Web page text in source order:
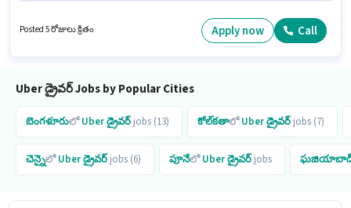
₹35000 వరకు సంపాదించవచ్చు. ఈ ఉద్యోగం Full Time ప్రాతిపదికపై, FLEXIBLE shift
Posted 5 రోజులు క్రితం Apply now Call
Uber డ్రైవర్ Jobs by Popular Cities
బెంగళూరులోUberడ్రైవర్ jobs (13) కోల్‌కతాలోUberడ్రైవర్ jobs (7)
చెన్నైలోUberడ్రైవర్ jobs (6) పూనేలోUberడ్రైవర్ jobs